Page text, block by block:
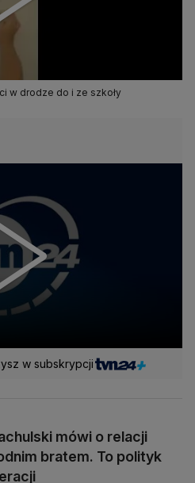
w drodze do i ze szkoły
w subskrypcji
mówi o relacji
bratem. To polityk